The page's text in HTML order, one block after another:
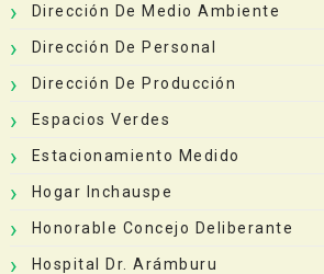
Dirección De Medio Ambiente
Dirección De Personal
Dirección De Producción
Espacios Verdes
Estacionamiento Medido
Hogar Inchauspe
Honorable Concejo Deliberante
Hospital Dr. Arámburu